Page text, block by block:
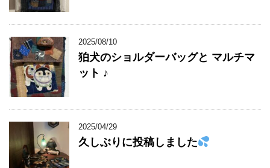
2025/08/10
狛犬のショルダーバッグと マルチマ
ット ♪
2025/04/29
久しぶりに投稿しました